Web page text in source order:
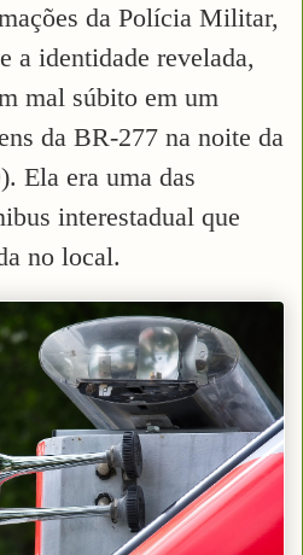
da Polícia Militar,
a identidade revelada,
mal súbito em um
da BR-277 na noite da
Ela era uma das
interestadual que
no local.